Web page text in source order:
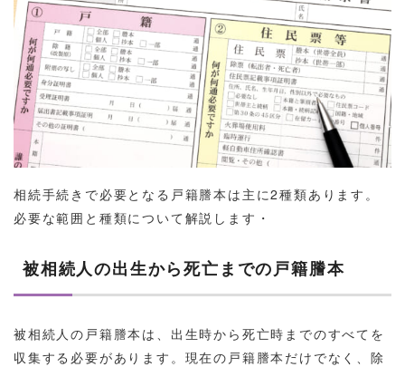
相続手続きで必要となる戸籍謄本は主に2種類あります。
必要な範囲と種類について解説します・
被相続人の出生から死亡までの戸籍謄本
被相続人の戸籍謄本は、出生時から死亡時までのすべてを
収集する必要があります。現在の戸籍謄本だけでなく、除